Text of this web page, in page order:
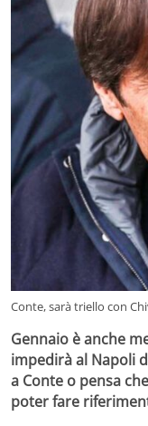
Conte, sarà triello con
Gennaio è anche
impedirà al Napoli
a Conte o pensa
poter fare